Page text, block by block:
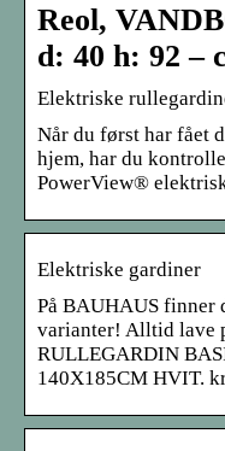
Reol,
d: 40 h: 92 –
Elektriske
Når du først har fået
hjem, har du
PowerView®
Elektriske gardiner
På BAUHAUS finner
varianter! Alltid lave
RULLEGARDIN
140X185CM HVIT.